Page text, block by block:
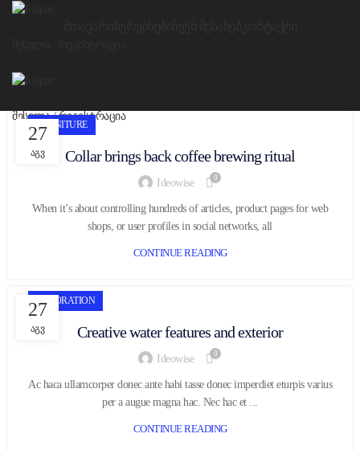
შესვლა / რეგისტრაცია
Menu27
ᲐᲒᲕ
FURNITURE
Collar brings back coffee brewing ritual
Ideowise 0
When it’s about controlling hundreds of articles, product pages for web
shops, or user profiles in social networks, all
CONTINUE READING
27
ᲐᲒᲕ
DECORATION
Creative water features and exterior
Ideowise 0
Ac haca ullamcorper donec ante habi tasse donec imperdiet eturpis varius
per a augue magna hac. Nec hac et ...
CONTINUE READING